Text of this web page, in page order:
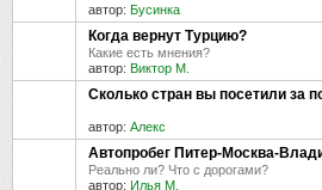
автор: Бусинка
Когда вернут Турцию?
Какие есть мнения?
автор: Виктор М.
Сколько стран вы посетили за
автор: Алекс
Автопробег Питер-Москва-
Реально ли? Что с дорогами?
автор: Илья М.